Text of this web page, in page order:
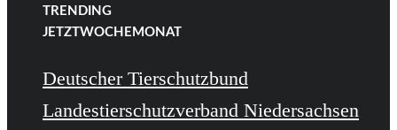
TRENDING
JETZTWOCHE MONAT
Deutscher Tierschutzbund
Landestierschutzverband Niedersachsen